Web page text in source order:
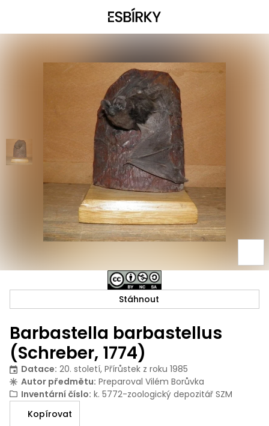
Barbastella barbastellus
(Schreber, 1774)
Datace: 20. století, Přírůstek z roku 1985
Autor předmětu: Preparoval Vilém Borůvka
Inventární číslo: k. 5772-zoologický depozitář SZM
Kopírovat
Stáhnout